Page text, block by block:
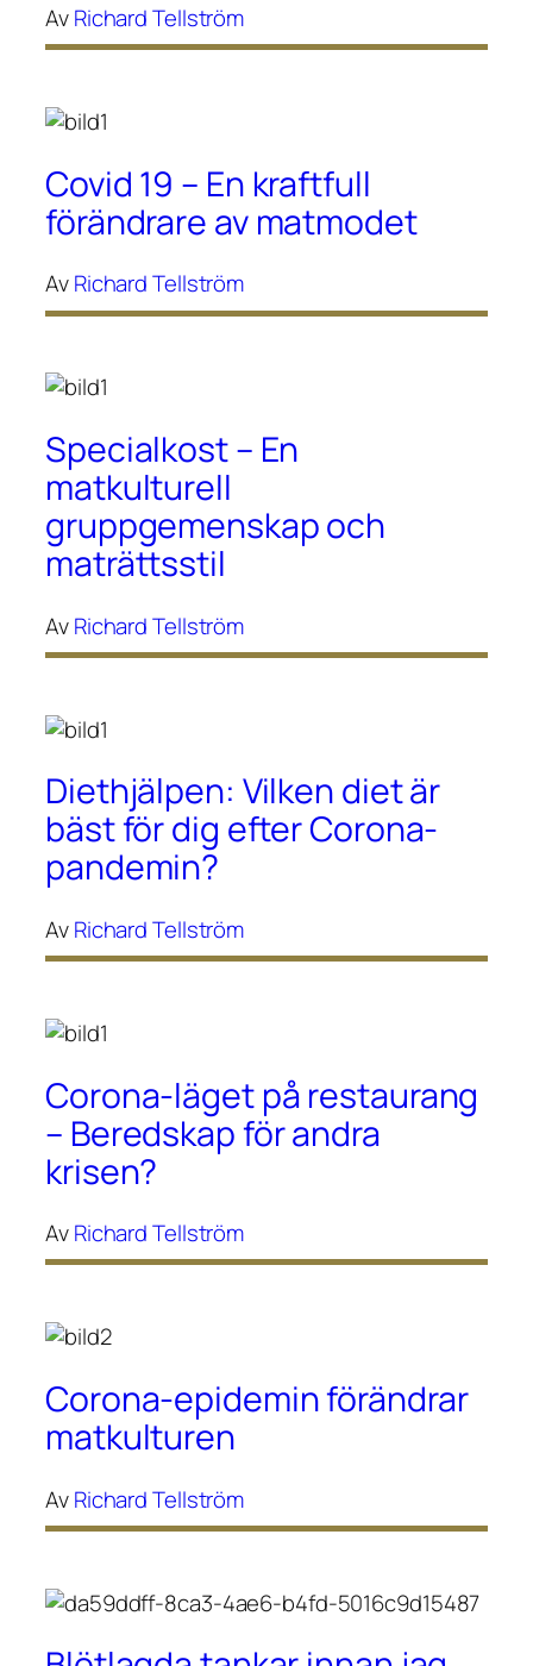
AvRichard Tellström
Covid 19 – En kraftfull
förändrare av matmodet
AvRichard Tellström
Specialkost – En
matkulturell
gruppgemenskap och
maträttsstil
AvRichard Tellström
Diethjälpen: Vilken diet är
bäst för dig efter Corona-
pandemin?
AvRichard Tellström
Corona-läget på restaurang
– Beredskap för andra
krisen?
AvRichard Tellström
Corona-epidemin förändrar
matkulturen
AvRichard Tellström